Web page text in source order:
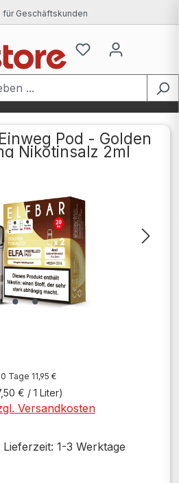
für Geschäftskunden
Pod - Golden
Nikotinsalz 2ml
Tage 11,95 €
€ / 1 Liter)
Versandkosten
1-3 Werktage